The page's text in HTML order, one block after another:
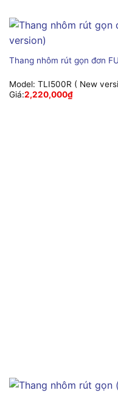
Thang nhôm rút gọn đơn
Model: TLI500R ( New
Giá:2,220,000₫